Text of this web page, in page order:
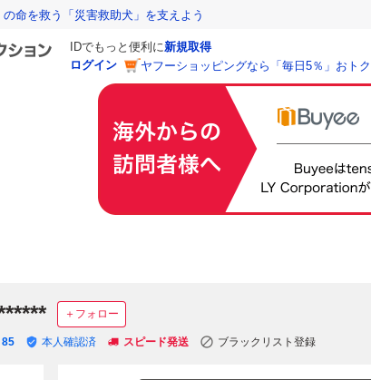
の命を救う「災害救助犬」を支えよう
IDでもっと便利に新規取得
ログイン
ヤフーショッピングなら「毎日5％」おトク
＋フォロー
85 本人確認済 スピード発送 ブラックリスト登録